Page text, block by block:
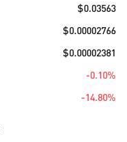
$0.03563
$0.00002766
$0.00002381
-0.10%
-14.80%